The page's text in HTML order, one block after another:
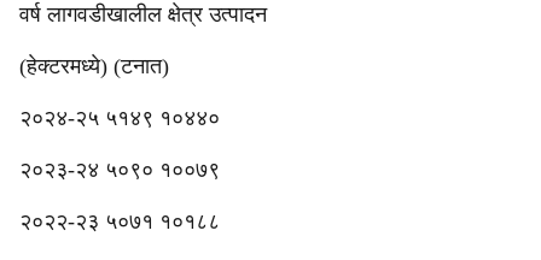
वर्ष लागवडीखालील क्षेत्र उत्पादन
(हेक्टरमध्ये) (टनात)
२०२४-२५ ५१४९ १०४४०
२०२३-२४ ५०९० १००७९
२०२२-२३ ५०७१ १०१८८